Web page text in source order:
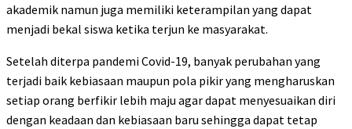
akademik namun juga memiliki keterampilan yang dapat
menjadi bekal siswa ketika terjun ke masyarakat.
Setelah diterpa pandemi Covid-19, banyak perubahan yang
terjadi baik kebiasaan maupun pola pikir yang mengharuskan
setiap orang berfikir lebih maju agar dapat menyesuaikan diri
dengan keadaan dan kebiasaan baru sehingga dapat tetap